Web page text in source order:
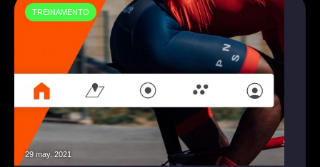
TREINAMENTO
29 may. 2021